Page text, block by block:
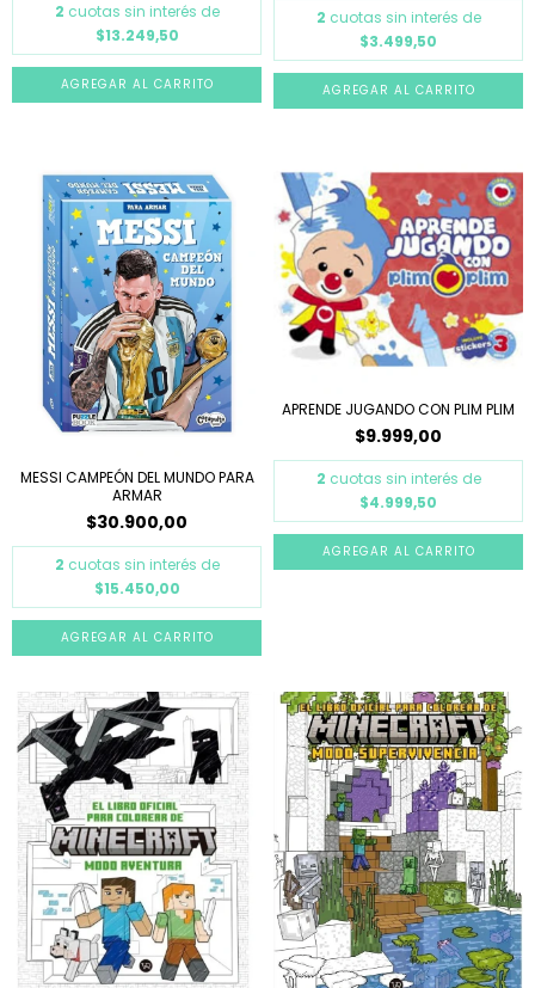
2 cuotas sin interés de
$13.249,50
2 cuotas sin interés de
$3.499,50
MESSI CAMPEÓN DEL MUNDO PARA
ARMAR
$30.900,00
2 cuotas sin interés de
$15.450,00
APRENDE JUGANDO CON PLIM PLIM
$9.999,00
2 cuotas sin interés de
$4.999,50